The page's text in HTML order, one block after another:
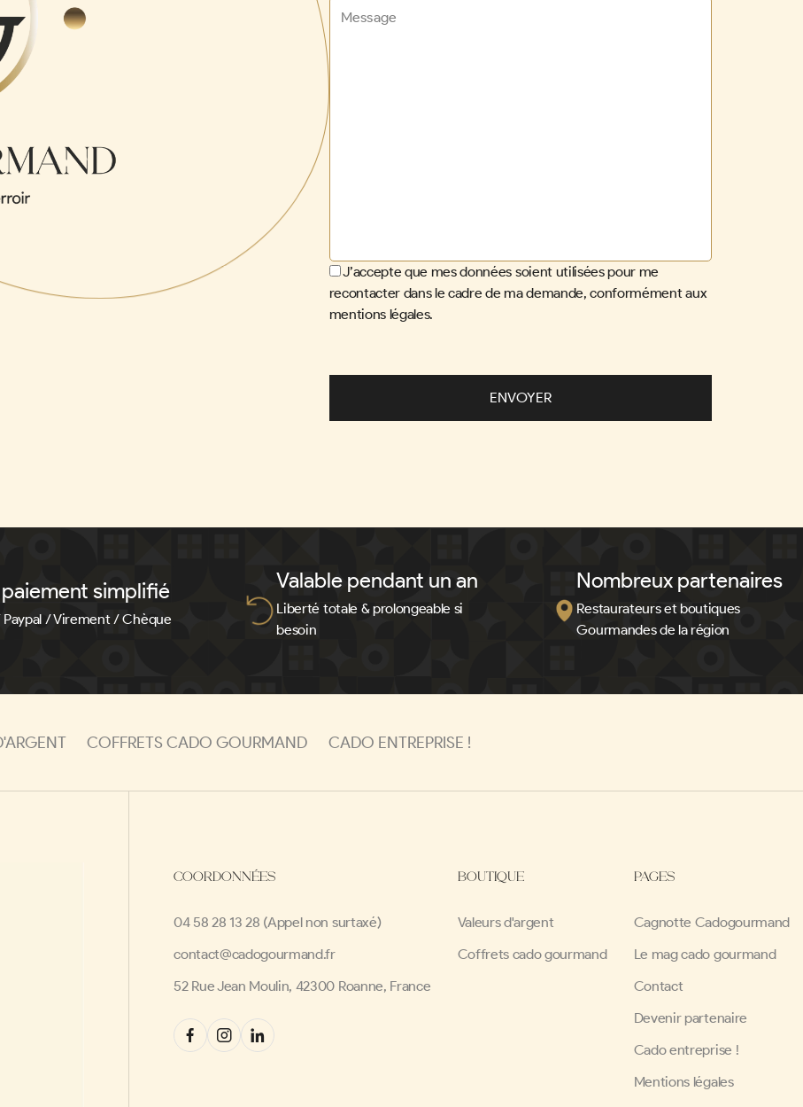
J’accepte que mes données soient utilisées pour me
recontacter dans le cadre de ma demande, conformément aux
mentions légales.
ENVOYER
paiement simplifié
/ Virement / Chèque
Valable pendant un an
Liberté totale & prolongeable si
besoin
Nombreux partenaires
Restaurateurs et boutiques
Gourmandes de la région
COFFRETS CADO GOURMAND CADO ENTREPRISE !
COORDONNÉES
04 58 28 13 28 (Appel non surtaxé)
contact@cadogourmand.fr
52 Rue Jean Moulin, 42300 Roanne, France
BOUTIQUE
Valeurs d'argent
Coffrets cado gourmand
PAGES
Cagnotte Cadogourmand
Le mag cado gourmand
Contact
Devenir partenaire
Cado entreprise !
Mentions légales